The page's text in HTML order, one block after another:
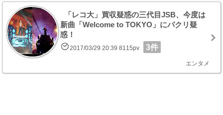
「レコ大」買収疑惑の三代目JSB、今度は
新曲「Welcome to TOKYO」にパクリ疑
惑！
2017/03/29 20:39 8115pv 3件
エンタメ